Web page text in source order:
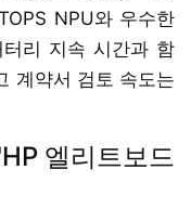
NPU와 우수한
리 지속 시간과 함
계약서 검토 속도는
엘리트보드